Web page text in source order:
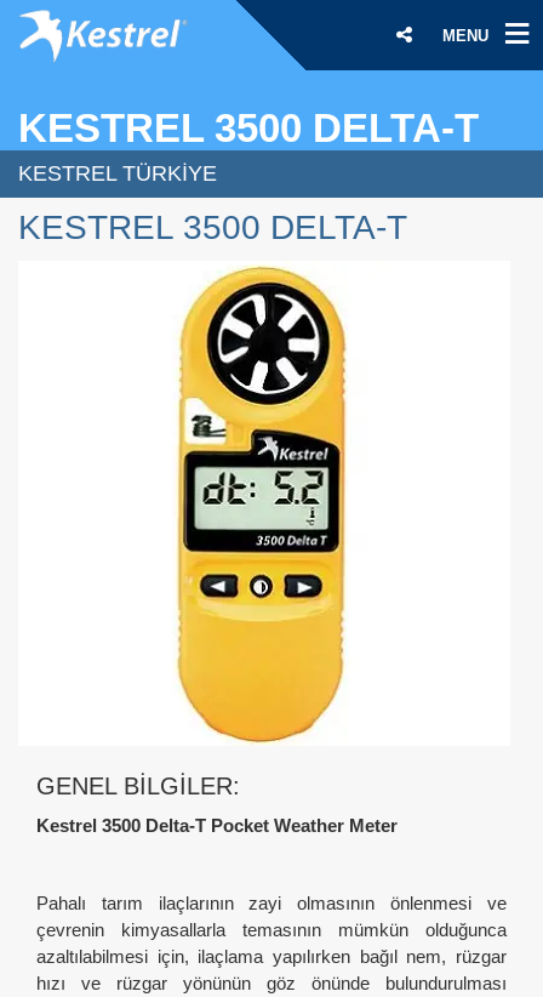
MENU
KESTREL 3500 DELTA-T
KESTREL TÜRKIYE
KESTREL 3500 DELTA-T
GENEL BILGILER:
Kestrel 3500 Delta-T Pocket Weather Meter
Pahalı tarım ilaçlarının zayi olmasının önlenmesi ve
çevrenin kimyasallarla temasının mümkün olduğunca
azaltılabilmesi için, ilaçlama yapılırken bağıl nem, rüzgar
hızı ve rüzgar yönünün göz önünde bulundurulması